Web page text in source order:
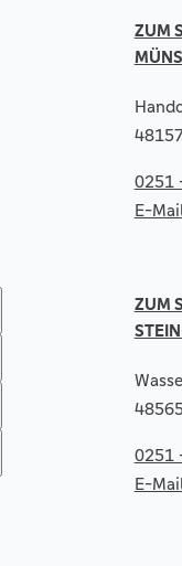
ZUM
0251
E-
ZUM
0251
E-